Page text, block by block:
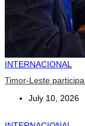
INTERNACIONAL
Timor-Leste
July 10, 2026